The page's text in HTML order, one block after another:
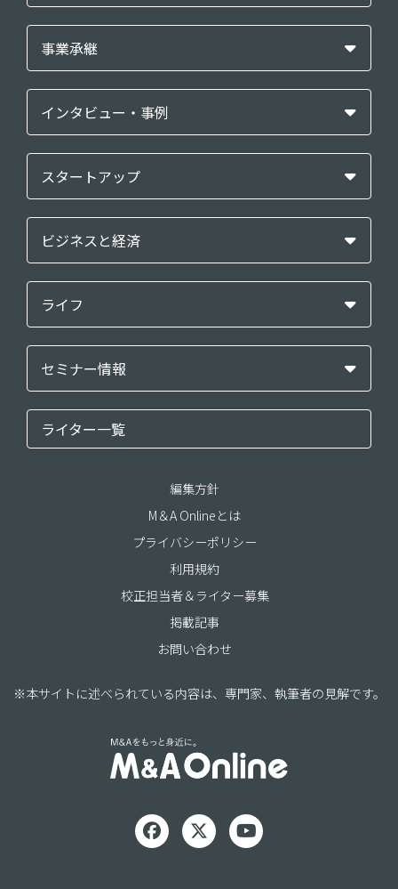
事業承継
インタビュー・事例
スタートアップ
ビジネスと経済
ライフ
セミナー情報
ライター一覧
編集方針
M＆A Onlineとは
プライバシーポリシー
利用規約
校正担当者＆ライター募集
掲載記事
お問い合わせ
※本サイトに述べられている内容は、専門家、執筆者の見解です。